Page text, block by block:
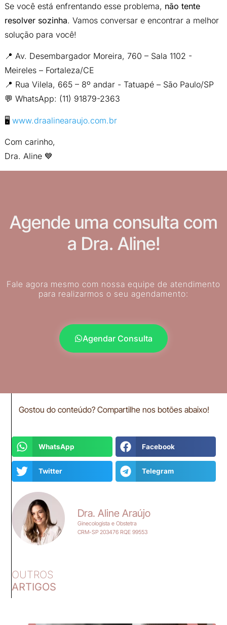
Se você está enfrentando esse problema, não tente
resolver sozinha. Vamos conversar e encontrar a melhor
solução para você!
📍 Av. Desembargador Moreira, 760 – Sala 1102 -
Meireles – Fortaleza/CE
📍 Rua Vilela, 665 – 8º andar - Tatuapé – São Paulo/SP
💬 WhatsApp: (11) 91879-2363
🖥 www.draalinearaujo.com.br
Com carinho,
Dra. Aline 💙
Agende uma consulta com
a Dra. Aline!
Fale agora mesmo com nossa equipe de atendimento
para realizarmos o seu agendamento:
Agendar Consulta
Gostou do conteúdo? Compartilhe nos botões abaixo!
WhatsApp Facebook
Twitter Telegram
Dra. Aline Araújo
Ginecologista e Obstetra
CRM-SP 203476 RQE 99553
OUTROS
ARTIGOS